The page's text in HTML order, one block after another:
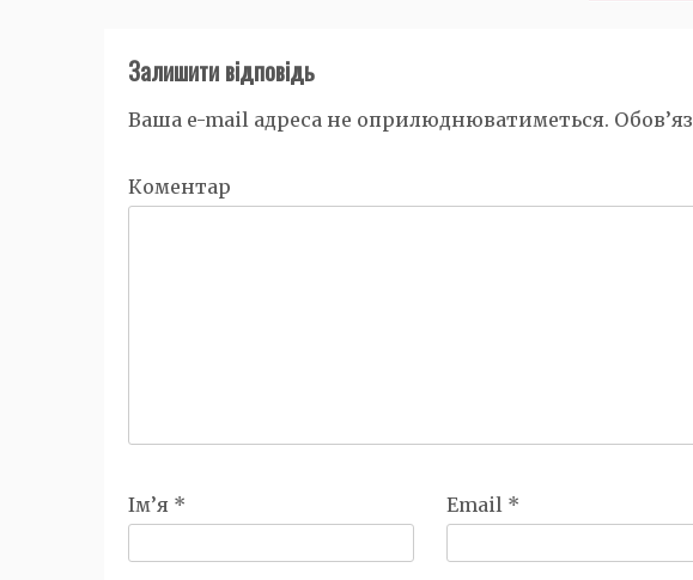
Залишити відповідь
Ваша e-mail адреса не оприлюднюватиметься.
Коментар
Ім’я * Email *